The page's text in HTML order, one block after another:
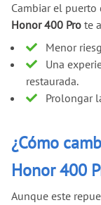
Cambiar el puerto
Honor 400 Pro te
Menor
Una
restaurada.
Prolongar
¿Cómo
Honor 400
Aunque este